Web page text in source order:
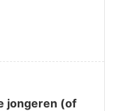
jongeren (of